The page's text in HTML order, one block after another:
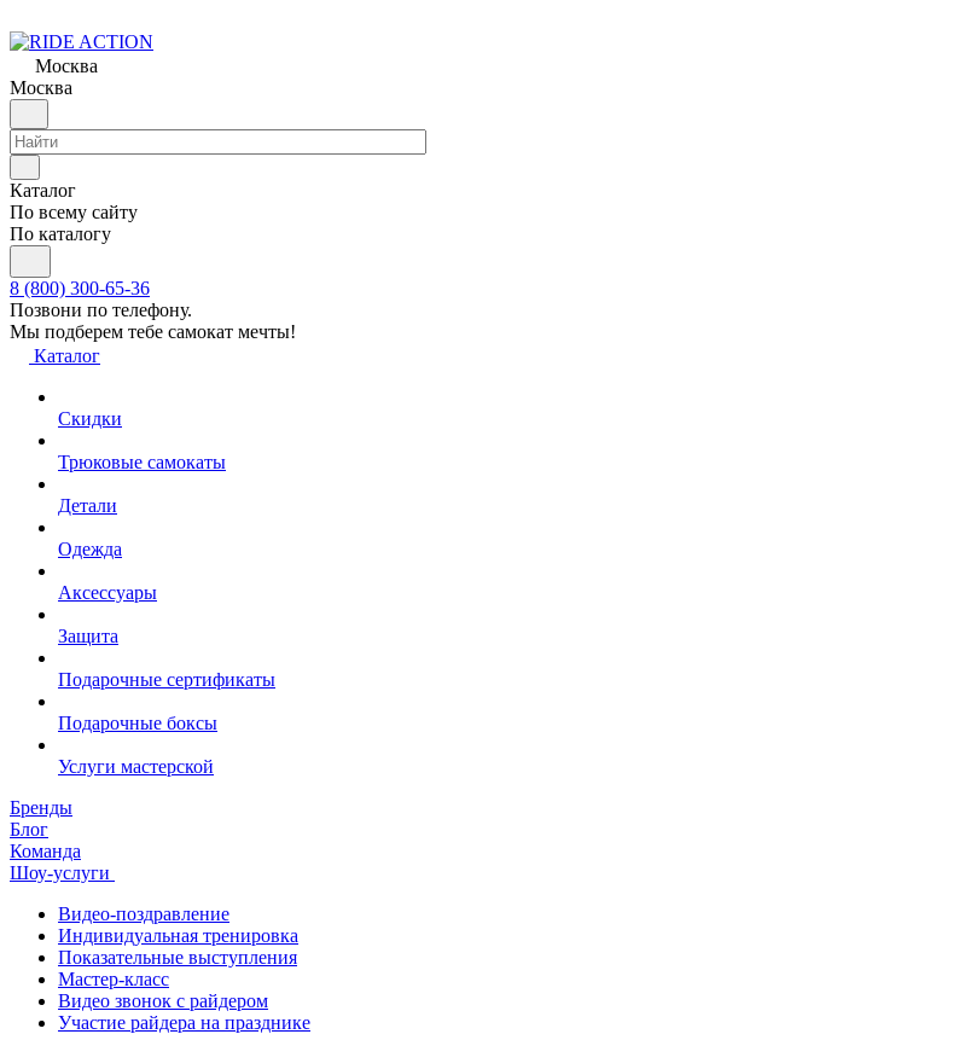
Москва
Москва
Каталог
По всему сайту
По каталогу
8 (800) 300-65-36
Позвони по телефону.
Мы подберем тебе самокат мечты!
Каталог
Скидки
Трюковые самокаты
Детали
Одежда
Аксессуары
Защита
Подарочные сертификаты
Подарочные боксы
Услуги мастерской
Бренды
Блог
Команда
Шоу-услуги
Видео-поздравление
Индивидуальная тренировка
Показательные выступления
Мастер-класс
Видео звонок с райдером
Участие райдера на празднике